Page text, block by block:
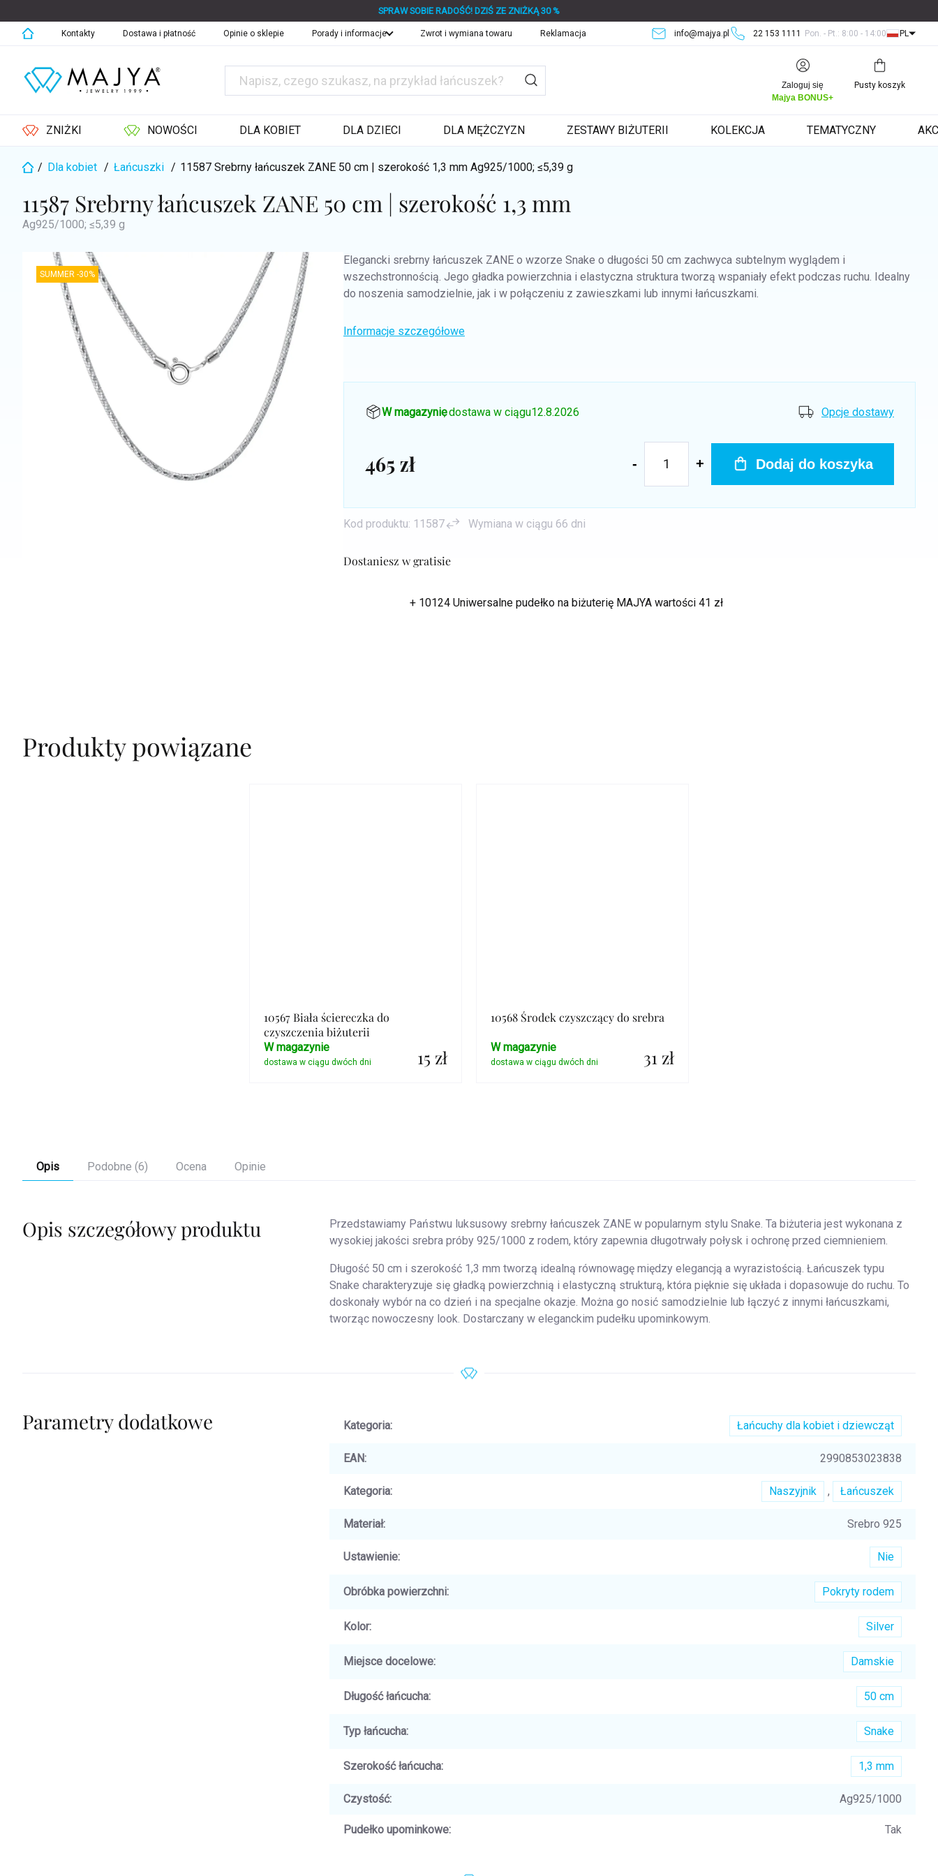
do
treści
SPRAW SOBIE RADOŚĆ! DZIŚ ZE ZNIŻKĄ 30 %
22 153 1111 Pon. - Pt.: 8:00 - 14:00
info@majya.pl
Kontakty Dostawa i płatność Opinie o sklepie Porady i informacje Zwrot i wymiana towaru Reklamacja PL
Zaloguj się
Majya BONUS+
Koszyk
Pusty koszyk
ZNIŻKI NOWOŚCI DLA KOBIET DLA DZIECI DLA MĘŻCZYZN ZESTAWY BIŻUTERII KOLEKCJA TEMATYCZNY
Home
/ Dla kobiet / Łańcuszki / 11587 Srebrny łańcuszek ZANE 50 cm | szerokość 1,3 mmAg925/1000; ≤5,39 g
11587 Srebrny łańcuszek ZANE 50 cm | szerokość 1,3 mm
Ag925/1000; ≤5,39 g
SUMMER -30%
Dostaniesz w gratisie
+ 10124 Uniwersalne pudełko na biżuterię MAJYA wartości 41 zł
Elegancki srebrny łańcuszek ZANE o wzorze Snake o długości 50 cm zachwyca subtelnym wyglądem i
wszechstronnością. Jego gładka powierzchnia i elastyczna struktura tworzą wspaniały efekt podczas ruchu. Idealny
do noszenia samodzielnie, jak i w połączeniu z zawieszkami lub innymi łańcuszkami.
Informacje szczegółowe
W magazynie, dostawa w ciągu12.8.2026 Opcje dostawy
465 zł Dodaj do koszyka
Kod produktu: 11587 Wymiana w ciągu 66 dni
Produkty powiązane
10567 Biała ściereczka do
czyszczenia biżuterii
15 zł
W magazynie
10568 Środek czyszczący do srebra
31 zł
W magazynie
Opis Podobne (6) Ocena Opinie
Opis szczegółowy produktu
Przedstawiamy Państwu luksusowy srebrny łańcuszek ZANE w popularnym stylu Snake. Ta biżuteria jest wykonana z
wysokiej jakości srebra próby 925/1000 z rodem, który zapewnia długotrwały połysk i ochronę przed ciemnieniem.
Długość 50 cm i szerokość 1,3 mm tworzą idealną równowagę między elegancją a wyrazistością. Łańcuszek typu
Snake charakteryzuje się gładką powierzchnią i elastyczną strukturą, która pięknie się układa i dopasowuje do ruchu. To
doskonały wybór na co dzień i na specjalne okazje. Można go nosić samodzielnie lub łączyć z innymi łańcuszkami,
tworząc nowoczesny look. Dostarczany w eleganckim pudełku upominkowym.
Parametry dodatkowe Kategoria: Łańcuchy dla kobiet i dziewcząt
EAN: 2990853023838
Kategoria: Naszyjnik , Łańcuszek
Materiał: Srebro 925
Ustawienie: Nie
Obróbka powierzchni: Pokryty rodem
Kolor: Silver
Miejsce docelowe: Damskie
Długość łańcucha: 50 cm
Typ łańcucha: Snake
Szerokość łańcucha: 1,3 mm
Czystość: Ag925/1000
Pudełko upominkowe: Tak